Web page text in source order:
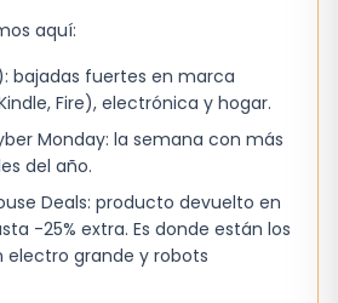
tu cuero cabelludo es muy
producto puede sentirse
del lavado regular.
reaplicación en cabellos muy
sensible a
resultar molesto.
aquí:
bajadas fuertes en marca
Fire), electrónica y hogar.
Monday: la semana con más
del año.
Deals: producto devuelto en
-25% extra. Es donde están los
electro grande y robots